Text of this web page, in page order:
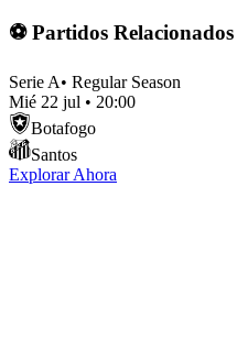
⚽ Partidos Relacionados
Serie A• Regular Season
Mié 22 jul • 20:00
Botafogo
Santos
Explorar Ahora